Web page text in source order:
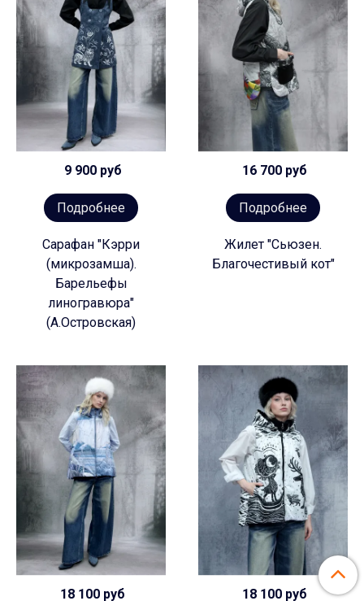
9 900 руб
Подробнее
Сарафан "Кэрри
(микрозамша).
Барельефы
линогравюра"
(А.Островская)
16 700 руб
Подробнее
Жилет "Сьюзен.
Благочестивый кот"
18 100 руб 18 100 руб